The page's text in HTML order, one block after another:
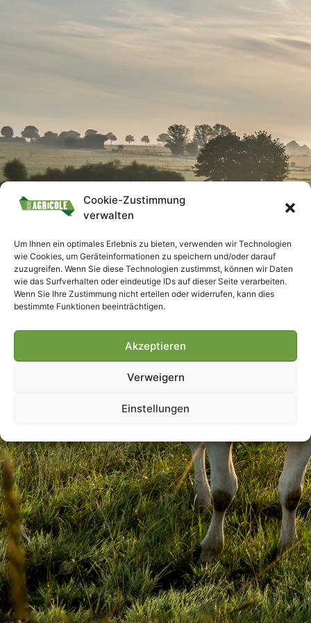
Cookie-Zustimmung
verwalten
Um Ihnen ein optimales Erlebnis zu bieten, verwenden wir Technologien
wie Cookies, um Geräteinformationen zu speichern und/oder darauf
zuzugreifen. Wenn Sie diese Technologien zustimmst, können wir Daten
wie das Surfverhalten oder eindeutige IDs auf dieser Seite verarbeiten.
Wenn Sie Ihre Zustimmung nicht erteilen oder widerrufen, kann dies
bestimmte Funktionen beeinträchtigen.
Akzeptieren
Verweigern
Einstellungen
Villmools Merci! Bis nächst
Joer!